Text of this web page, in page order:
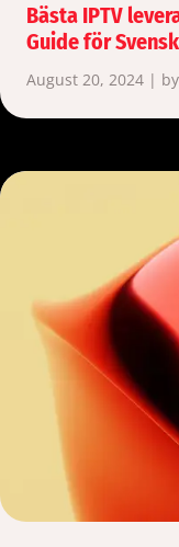
Bästa IPTV
Guide för
August 20, 2024 |